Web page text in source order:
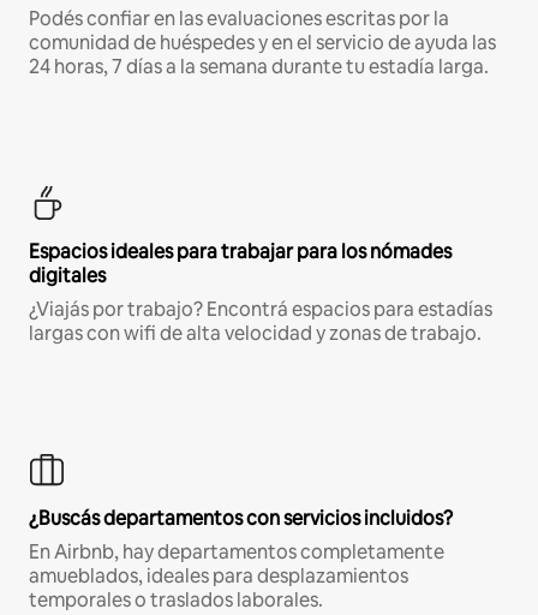
Podés confiar en las evaluaciones escritas por la
comunidad de huéspedes y en el servicio de ayuda las
24 horas, 7 días a la semana durante tu estadía larga.
Espacios ideales para trabajar para los nómades
digitales
¿Viajás por trabajo? Encontrá espacios para estadías
largas con wifi de alta velocidad y zonas de trabajo.
¿Buscás departamentos con servicios incluidos?
En Airbnb, hay departamentos completamente
amueblados, ideales para desplazamientos
temporales o traslados laborales.